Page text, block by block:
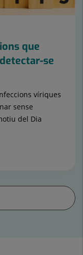
que
se
víriques
sense
del Dia